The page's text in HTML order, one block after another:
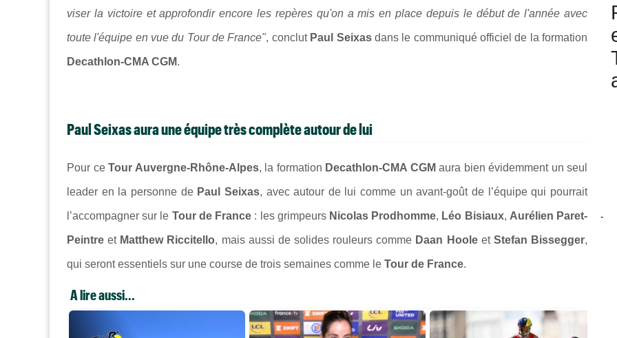
viser la victoire et approfondir encore les repères qu'on a mis en place depuis le début de l'année avec
toute l'équipe en vue du Tour de France", conclut Paul Seixasdans le communiqué officiel de la formation
Decathlon-CMA CGM.
Paul Seixas aura une équipe très complète autour de lui
Pour ceTour Auvergne-Rhône-Alpes, la formation Decathlon-CMA CGM aura bien évidemment un seul
leader en la personne de Paul Seixas, avec autour de lui comme un avant-goût de l’équipe qui pourrait
l’accompagner sur le Tour de France : les grimpeurs Nicolas Prodhomme, Léo Bisiaux, Aurélien Paret-
Peintre et Matthew Riccitello, mais aussi de solides rouleurs comme Daan Hooleet Stefan Bissegger,
qui seront essentiels sur une course de trois semaines comme le Tour de France.
A lire aussi...
-